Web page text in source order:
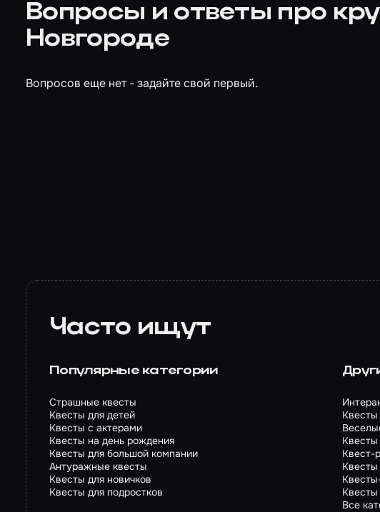
Вопросы и ответы про
Новгороде
Вопросов еще нет - задайте свой первый.
Часто ищут
Популярные категории
Страшные квесты
Квесты для детей
Квесты с актерами
Квесты на день рождения
Квесты для большой компании
Антуражные квесты
Квесты для новичков
Квесты для подростков
Квесты
Квест-
Квесты
Квесты
Все